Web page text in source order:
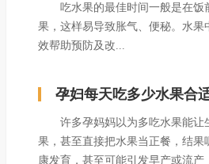
吃水果的最佳时间一般是在饭
果，这样易导致胀气、便秘。水
效帮助预防及改...
孕妇每天吃多少水果合
许多孕妈妈以为多吃水果能让
果，甚至直接把水果当正餐，结
康发育，甚至可能引发早产或流